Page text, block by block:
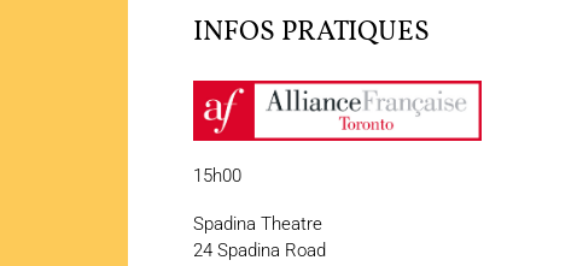
INFOS PRATIQUES
15h00
Spadina Theatre
24 Spadina Road